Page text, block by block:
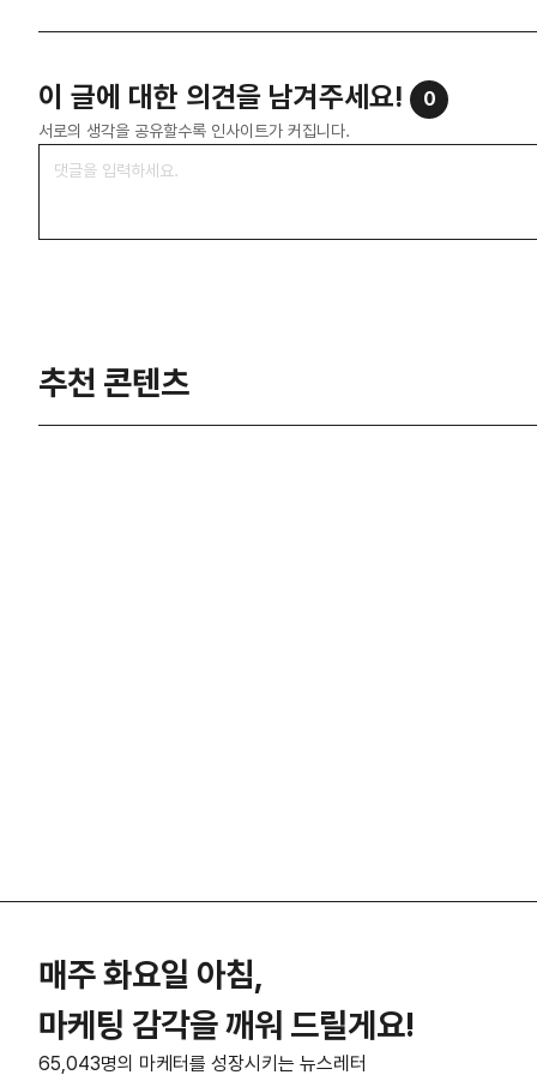
이 글에 대한 의견을 남겨주세요! 0
서로의 생각을 공유할수록 인사이트가 커집니다.
추천 콘텐츠
매주 화요일 아침,
마케팅 감각을 깨워 드릴게요!
65,043명의 마케터를 성장시키는 뉴스레터